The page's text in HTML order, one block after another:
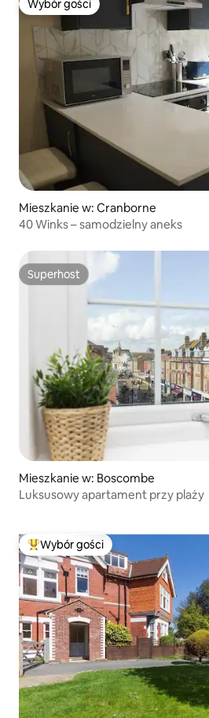
Wybór gości
Wybór gości
Mieszkanie w: Cranborne
40 Winks – samodzielny aneks
Superhost
Superhost
Mieszkanie w: Boscombe
Luksusowy apartament przy plaży
Najpopularniejsze z kategorii
Wybór gości